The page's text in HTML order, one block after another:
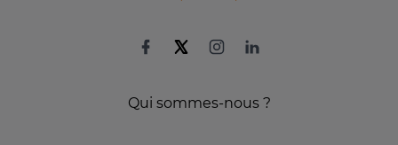
Qui sommes-nous ?